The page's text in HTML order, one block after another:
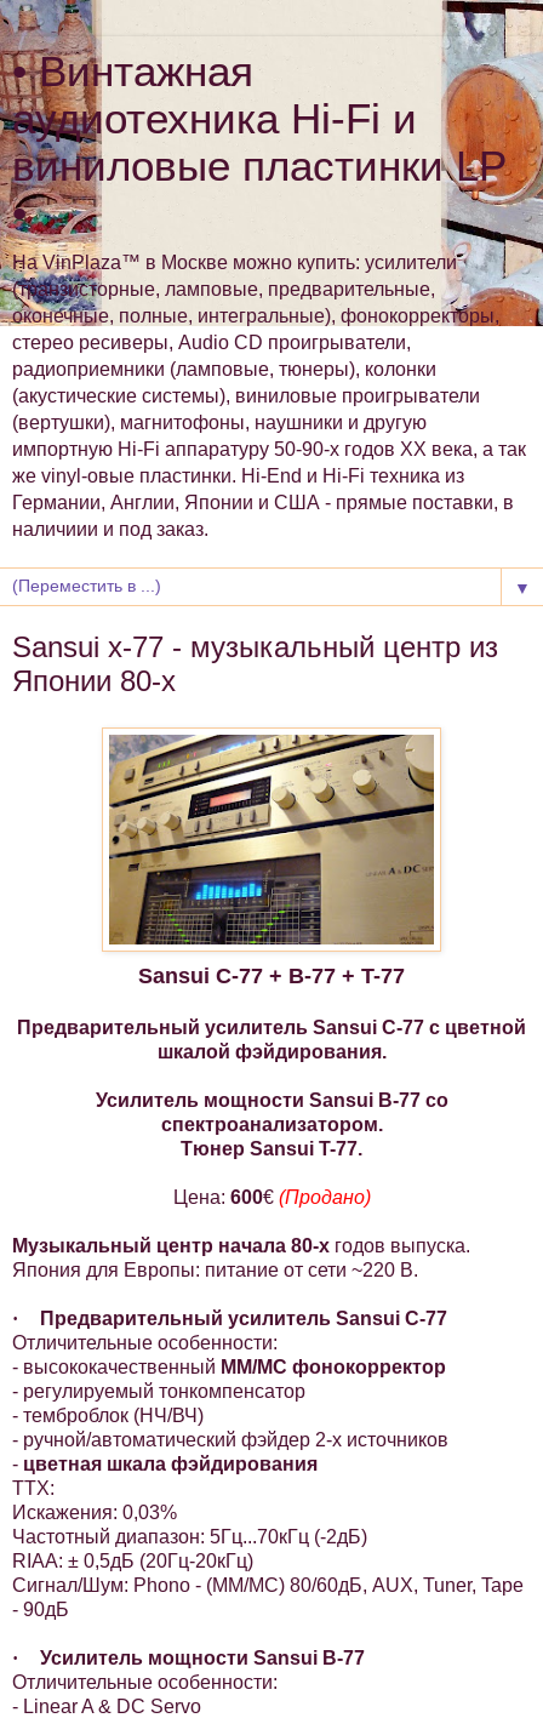
• Винтажная
аудиотехника Hi-Fi и
виниловые пластинки LP
•
На VinPlaza™ в Москве можно купить: усилители
(транзисторные, ламповые, предварительные,
оконечные, полные, интегральные), фонокорректоры,
стерео ресиверы, Audio CD проигрыватели,
радиоприемники (ламповые, тюнеры), колонки
(акустические системы), виниловые проигрыватели
(вертушки), магнитофоны, наушники и другую
импортную Hi-Fi аппаратуру 50-90-х годов XX века, а так
же vinyl-овые пластинки. Hi-End и Hi-Fi техника из
Германии, Англии, Японии и США - прямые поставки, в
наличиии и под заказ.
▼
Sansui x-77 - музыкальный центр из
Японии 80-х
Sansui C-77 + B-77 + T-77
Предварительный усилитель Sansui C-77 с цветной
шкалой фэйдирования.
Усилитель мощности Sansui B-77 со
спектроанализатором.
Тюнер Sansui T-77.
Цена: 600€ (Продано)
Музыкальный центр начала 80-х годов выпуска.
Япония для Европы: питание от сети ~220 В.
·
Предварительный усилитель Sansui C-77
Отличительные особенности:
- высококачественный ММ/МС фонокорректор
- регулируемый тонкомпенсатор
- темброблок (НЧ/ВЧ)
- ручной/автоматический фэйдер 2-х источников
- цветная шкала фэйдирования
ТТХ:
Искажения: 0,03%
Частотный диапазон: 5Гц...70кГц (-2дБ)
RIAA: ± 0,5дБ (20Гц-20кГц)
Сигнал/Шум: Phono - (MM/MC) 80/60дБ, AUX, Tuner, Tape
- 90дБ
·
Усилитель мощности Sansui B-77
Отличительные особенности:
- Linear A & DC Servo